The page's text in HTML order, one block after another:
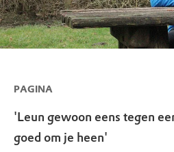
PAGINA
'Leun gewoon eens tegen
goed om je heen'